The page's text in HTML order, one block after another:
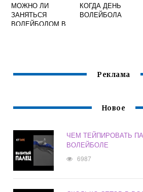
МОЖНО ЛИ
ЗАНЯТЬСЯ
ВОЛЕЙБОЛОМ В
КОГДА ДЕНЬ
ВОЛЕЙБОЛА
Реклама
Новое
ЧЕМ ТЕЙПИРОВАТЬ
ВОЛЕЙБОЛЕ
6987